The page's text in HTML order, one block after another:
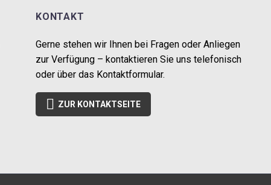
KONTAKT
Gerne stehen wir Ihnen bei Fragen oder Anliegen
zur Verfügung – kontaktieren Sie uns telefonisch
oder über das Kontaktformular.
 ZUR KONTAKTSEITE